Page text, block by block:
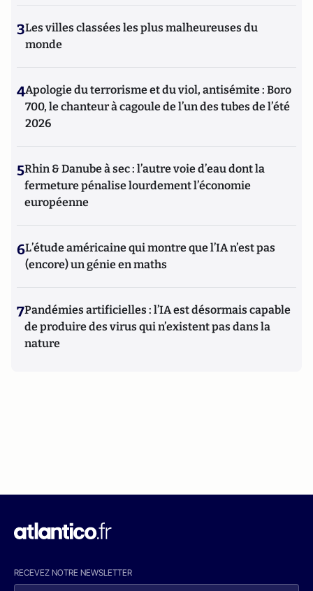
3Les villes classées les plus malheureuses du
monde
4Apologie du terrorisme et du viol, antisémite : Boro
700, le chanteur à cagoule de l’un des tubes de l’été
2026
5Rhin & Danube à sec : l’autre voie d’eau dont la
fermeture pénalise lourdement l’économie
européenne
6L’étude américaine qui montre que l’IA n’est pas
(encore) un génie en maths
7Pandémies artificielles : l’IA est désormais capable
de produire des virus qui n’existent pas dans la
nature
RECEVEZ NOTRE NEWSLETTER